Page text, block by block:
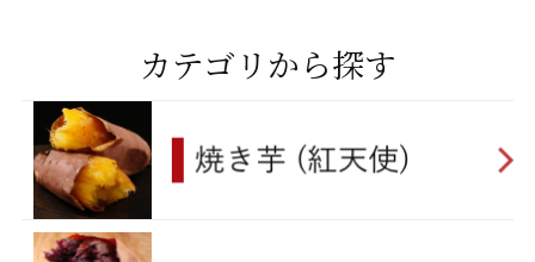
カテゴリから探す